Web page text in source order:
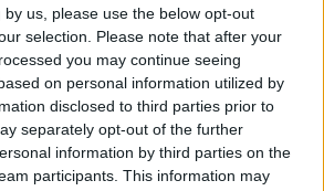
us, please use the below opt-out
selection. Please note that after your
you may continue seeing
on personal information utilized by
disclosed to third parties prior to
separately opt-out of the further
information by third parties on the
participants. This information may
με την οδηγό του κόκκινου
μετά το ατύχημα που είχε ο
λίγο τρομαγμένη και εκείνη
το ατύχημα είχαμε μόνο
αυτό έχει σημασία γιατί
όλη την ώρα», υποστήριξε ο